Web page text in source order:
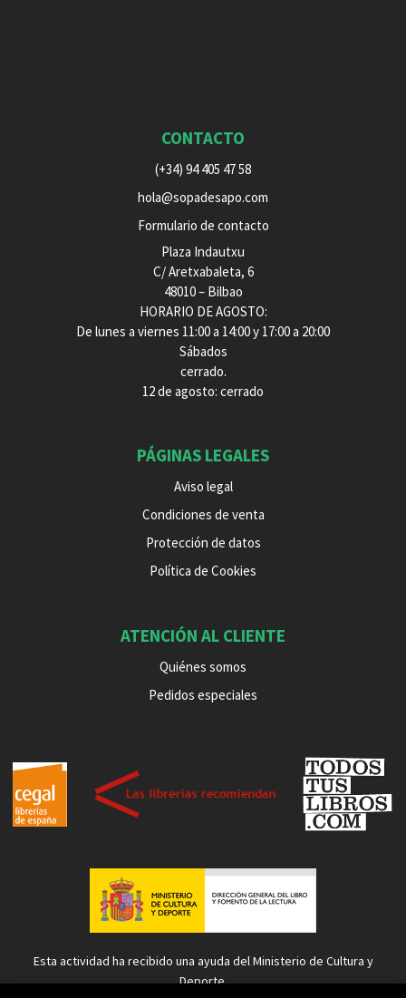
CONTACTO
(+34) 94 405 47 58
hola@sopadesapo.com
Formulario de contacto
Plaza Indautxu
C/ Aretxabaleta, 6
48010 – Bilbao
HORARIO DE AGOSTO:
De lunes a viernes 11:00 a 14:00 y 17:00 a 20:00
Sábados
cerrado.
12 de agosto: cerrado
PÁGINAS LEGALES
Aviso legal
Condiciones de venta
Protección de datos
Política de Cookies
ATENCIÓN AL CLIENTE
Quiénes somos
Pedidos especiales
Esta actividad ha recibido una ayuda del Ministerio de Cultura y
Deporte.